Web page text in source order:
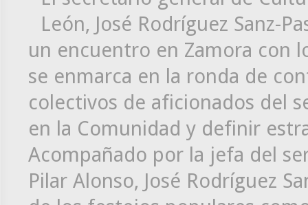
León, José Rodríguez Sanz-
un encuentro en Zamora con
se enmarca en la ronda de
colectivos de aficionados del
en la Comunidad y definir
Acompañado por la jefa del
Pilar Alonso, José Rodríguez